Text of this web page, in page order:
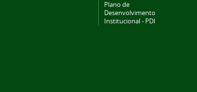
Plano de
Desenvolvimento
Institucional - PDI